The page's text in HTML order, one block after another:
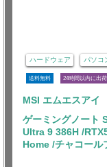
ハードウェア パソコ
送料無料 24時間以内に出荷
MSI エムエスアイ
ゲーミングノート
Ultra 9 386H /
Home /チャコール